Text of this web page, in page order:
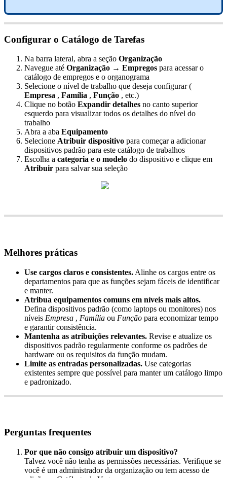
Configurar o Catálogo de Tarefas
Na barra lateral, abra a seção Organização
Navegue até Organização → Empregos para acessar o
catálogo de empregos e o organograma
Selecione o nível de trabalho que deseja configurar (
Empresa , Família , Função , etc.)
Clique no botão Expandir detalhes no canto superior
esquerdo para visualizar todos os detalhes do nível do
trabalho
Abra a aba Equipamento
Selecione Atribuir dispositivo para começar a adicionar
dispositivos padrão para este catálogo de trabalhos
Escolha a categoria e o modelo do dispositivo e clique em
Atribuir para salvar sua seleção
Melhores práticas
Use cargos claros e consistentes. Alinhe os cargos entre os
departamentos para que as funções sejam fáceis de identificar
e manter.
Atribua equipamentos comuns em níveis mais altos.
Defina dispositivos padrão (como laptops ou monitores) nos
níveis Empresa , Família ou Função para economizar tempo
e garantir consistência.
Mantenha as atribuições relevantes. Revise e atualize os
dispositivos padrão regularmente conforme os padrões de
hardware ou os requisitos da função mudam.
Limite as entradas personalizadas. Use categorias
existentes sempre que possível para manter um catálogo limpo
e padronizado.
Perguntas frequentes
Por que não consigo atribuir um dispositivo?
Talvez você não tenha as permissões necessárias. Verifique se
você é um administrador da organização ou tem acesso de